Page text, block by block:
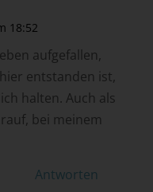
18:52
aufgefallen,
entstanden ist,
halten. Auch als
bei meinem
Antworten